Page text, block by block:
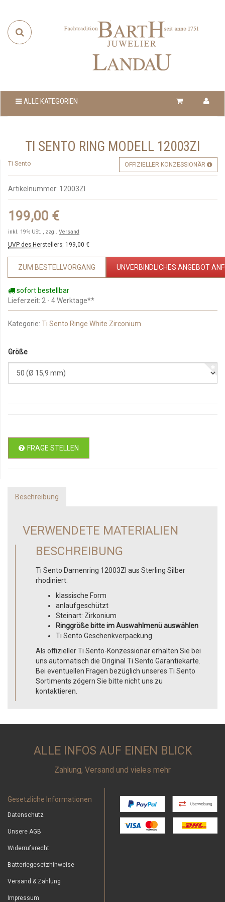
ALLE KATEGORIEN
TI SENTO RING MODELL 12003ZI
Ti Sento OFFIZIELLER KONZESSIONÄR
Artikelnummer: 12003ZI
199,00 €
inkl. 19% USt. , zzgl. Versand
UVP des Herstellers: 199,00 €
ZUM BESTELLVORGANG UNVERBINDLICHES ANGEBOT
sofort bestellbar
Lieferzeit: 2 - 4 Werktage**
Kategorie: Ti Sento Ringe White Zirconium
Größe
FRAGE STELLEN
Beschreibung
VERWENDETE MATERIALIEN
BESCHREIBUNG
Ti Sento Damenring 12003ZI aus Sterling Silber
rhodiniert.
klassische Form
anlaufgeschützt
Steinart: Zirkonium
Ringgröße bitte im Auswahlmenü auswählen
Ti Sento Geschenkverpackung
Als offizieller Ti Sento-Konzessionär erhalten Sie bei
uns automatisch die Original Ti Sento Garantiekarte.
Bei eventuellen Fragen bezüglich unseres Ti Sento
Sortiments zögern Sie bitte nicht uns zu
kontaktieren.
ALLE INFOS AUF EINEN BLICK
Zahlung, Versand und vieles mehr
Gesetzliche Informationen
Datenschutz
Unsere AGB
Widerrufsrecht
Batteriegesetzhinweise
Versand & Zahlung
Impressum